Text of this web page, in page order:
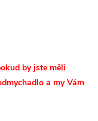
by jste měli
a my Vám